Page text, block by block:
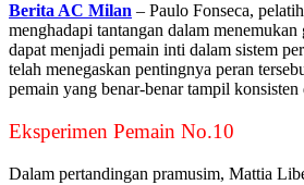
Berita AC Milan – Paulo Fonseca,
menghadapi tantangan dalam menemukan
dapat menjadi pemain inti dalam sistem
telah menegaskan pentingnya peran
pemain yang benar-benar tampil
Eksperimen Pemain No.10
Dalam pertandingan pramusim, Mattia